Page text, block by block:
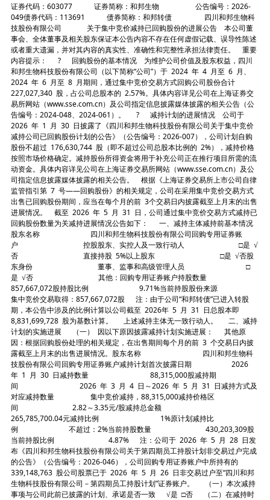
证券代码：603077 证券简称：和邦生物 公告编号：2026-
049债券代码：113691 债券简称：和邦转债 四川和邦生物科
技股份有限公司 关于集中竞价减持已回购股份的进展公告 本公司董
事会、全体董事及相关股东保证本公告内容不存在任何虚假记载、误导性陈述
或者重大遗漏，并对其内容的真实性、准确性和完整性承担法律责任。 重要
内容提示： ? 回购股份的基本情况 为维护公司价值及股东权益，四川
和邦生物科技股份有限公司（以下简称“公司”）于 2024 年 4 月至 6 月、
2024 年 6 月至 8 月期间，通过集中竞价交易方式回购公司股份合计
227,027,340 股，占公司总股本的 2.57%。具体内容详见公司在上海证券交
易所网站（www.sse.com.cn）及公司指定信息披露媒体披露的相关公告（公
告编号：2024-048、2024-061）。 ? 减持计划的进展情况 公司于
2026 年 1 月 30 日披露了《四川和邦生物科技股份有限公司关于集中竞价
减持公司已回购股份计划的公告》（公告编号：2026-007），公司计划自购
股份不超过 176,630,744 股（即不超过公司总股本比例的 2%），减持价格
按照市场价格确定。减持股份所得资金将用于补充公司正在推行项目所需的流
动资金。具体内容详见公司在上海证券交易所网站（www.sse.com.cn）及公
司指定信息披露媒体披露的相关公告。 根据《上海证券交易所上市公司自律
监管指引第 7 号——回购股份》的相关规定，公司在采用集中竞价交易方式
出售已回购股份期间，应当在每个月的前 3个交易日内披露截至上月末的出售
进展情况。 截至 2026 年 5 月 31 日，公司通过集中竞价交易方式减持已
回购股份数量为关减持进展情况公告如下： 一、减持主体减持前基本情况
股东名称 四川和邦生物科技股份有限公司回购专用证券账
户 控股股东、实控人及一致行动人 □是 √
否 直接持股 5%以上股东 □是 √否股
东身份 董事、监事和高级管理人员 □
是 √否 其他：回购专用证券账户持股数量
857,667,072股持股比例 9.71%当前持股股份来源
集中竞价交易取得：857,667,072股 注：由于公司“和邦转债”已进入转股
期，本公告中涉及的比例计算以公司截至 2026年 5 月 31 日总股本即
8,831,699,728 股为基数计算。 上述减持主体无一致行动人。 二、减持
计划的实施进展 （一） 因以下原因披露减持计划实施进展： 其他原
因：根据回购股份处理的相关规定，在出售期间每个月的前 3 个交易日内披
露截至上月末的出售进展情况。股东名称 四川和邦生物科
技股份有限公司回购专用证券账户减持计划首次披露日期 2026
年 1 月 30 日减持数量 88,315,000股减持期
间 2026 年 3 月 4 日～2026 年 5 月 31 日减持方式及
对应减持数量 集中竞价减持，88,315,000减持价格区
间 2.82～3.35元/股减持总金额
265,785,700.04元减持比例 1%原计划减持比
例 不超过：2%当前持股数量 430,203,309股
当前持股比例 4.87% 注：公司于 2026 年 5 月 28 日发
布《四川和邦生物科技股份有限公司关于第四期员工持股计划非交易过户完成
的公告》（公告编号：2026-046），公司回购专用证券账户中所持有的
339,148,763 股公司股票已于 2026 年 5 月 26 日非交易过户至“四川和邦
生物科技股份有限公司－第四期员工持股计划”证券账户。 （一）本次减持
事项与公司此前已披露的计划、承诺是否一致 √是 □否 （二）在减持时